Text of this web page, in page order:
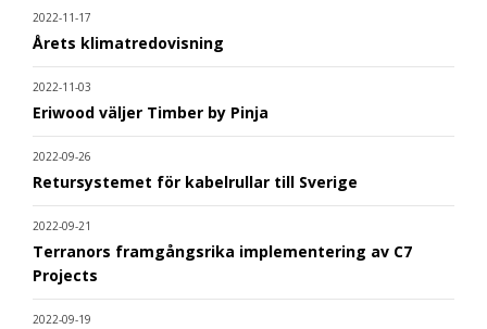
2022-11-17
Årets klimatredovisning
2022-11-03
Eriwood väljer Timber by Pinja
2022-09-26
Retursystemet för kabelrullar till Sverige
2022-09-21
Terranors framgångsrika implementering av C7
Projects
2022-09-19